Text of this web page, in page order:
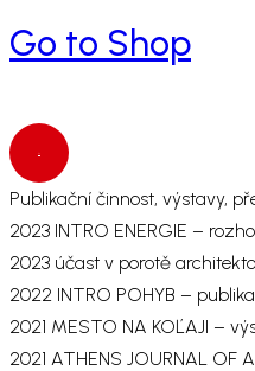
Go to Shop
Publikační činnost, výstavy,
2023 INTRO ENERGIE –
2023 účast v porotě
2022 INTRO POHYB –
2021 MESTO NA KOĽAJI –
2021 ATHENS JOURNAL OF